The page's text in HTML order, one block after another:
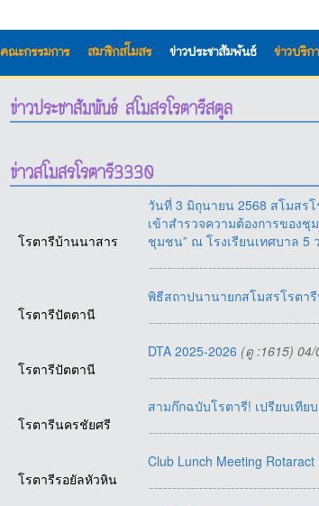
คณะกรรมการ สมาชิกสโมสร ข่าวประชาสัมพันธ์ ข่าวบริก
ข่าวประชาสัมพันธ์ สโมสรโรตารีสตูล
ข่าวสโมสรโรตารี3330
โรตารีบ้านนาสาร
วันที่ 3 มิถุนายน 2568 สโมสร
เข้าสำรวจความต้องการของชุ
ชุมชน” ณ โรงเรียนเทศบาล 5
โรตารีปัตตานี
พิธีสถาปนา​นายก​สโมสร​โรตา
โรตารีปัตตานี
DTA​ 2025-2026 (ดู :1615) 04/
โรตารีนครชัยศรี
สามก๊กฉบับโรตารี! เปรียบเที
โรตารีรอยัลหัวหิน
Club Lunch Meeting